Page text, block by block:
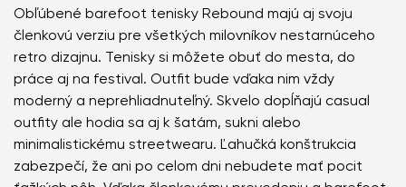
Obľúbené barefoot tenisky Rebound majú aj svoju
členkovú verziu pre všetkých milovníkov nestarnúceho
retro dizajnu. Tenisky si môžete obuť do mesta, do
práce aj na festival. Outfit bude vďaka nim vždy
moderný a neprehliadnuteľný. Skvelo dopĺňajú casual
outfity ale hodia sa aj k šatám, sukni alebo
minimalistickému streetwearu. Ľahučká konštrukcia
zabezpečí, že ani po celom dni nebudete mať pocit